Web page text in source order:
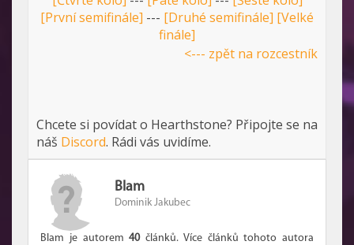
[První semifinále] --- [Druhé semifinále] [Velké
finále]
<--- zpět na rozcestník
Chcete si povídat o Hearthstone? Připojte se na
náš Discord. Rádi vás uvidíme.
Blam
Dominik Jakubec
Blam je autorem40článků. Více článků tohoto autora